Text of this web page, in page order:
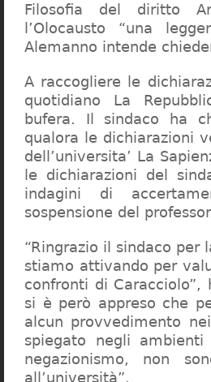
Filosofia del diritto
l’Olocausto “una
Alemanno intende
A raccogliere le
quotidiano La
bufera. Il sindaco ha
qualora le dichiarazioni
dell’universita’ La
le dichiarazioni del
indagini di
sospensione del
“Ringrazio il sindaco per
stiamo attivando per
confronti di
si è però appreso che
alcun provvedimento
spiegato negli
negazionismo, non
all’università”.